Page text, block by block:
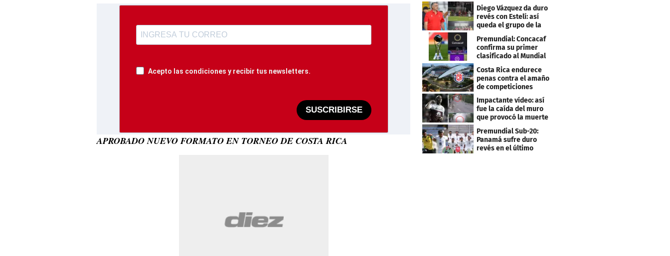
Acepto las condiciones y recibir tus newsletters.
SUSCRIBIRSE
APROBADO NUEVO FORMATO EN TORNEO DE COSTA RICA
Diego Vázquez da duro
revés con Estelí: así
queda el grupo de la
Premundial: Concacaf
confirma su primer
clasificado al Mundial
Costa Rica endurece
penas contra el amaño
de competiciones
Impactante vídeo: así
fue la caída del muro
que provocó la muerte
de Tássio Maia
Premundial Sub-20:
Panamá sufre duro
revés en el último